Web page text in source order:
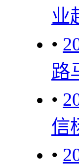
业
•
路
•
信
•